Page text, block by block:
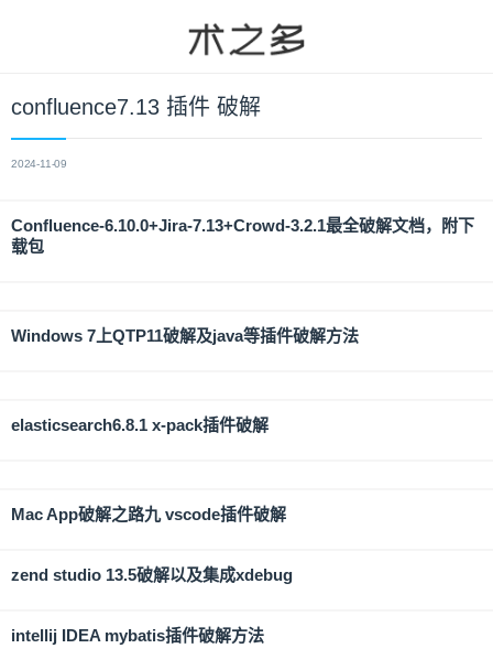
confluence7.13 插件 破解
2024-11-09
Confluence-6.10.0+Jira-7.13+Crowd-3.2.1最全破解文档，附下
载包
Windows 7上QTP11破解及java等插件破解方法
elasticsearch6.8.1 x-pack插件破解
Mac App破解之路九 vscode插件破解
zend studio 13.5破解以及集成xdebug
intellij IDEA mybatis插件破解方法